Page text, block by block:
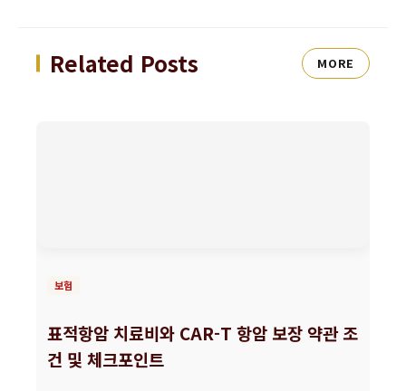
Related Posts MORE
보험
표적항암 치료비와 CAR-T 항암 보장 약관 조
건 및 체크포인트